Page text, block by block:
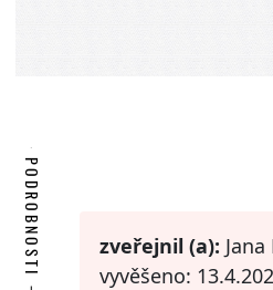
PODROBNOSTI zveřejnil (a):
vyvěšeno: